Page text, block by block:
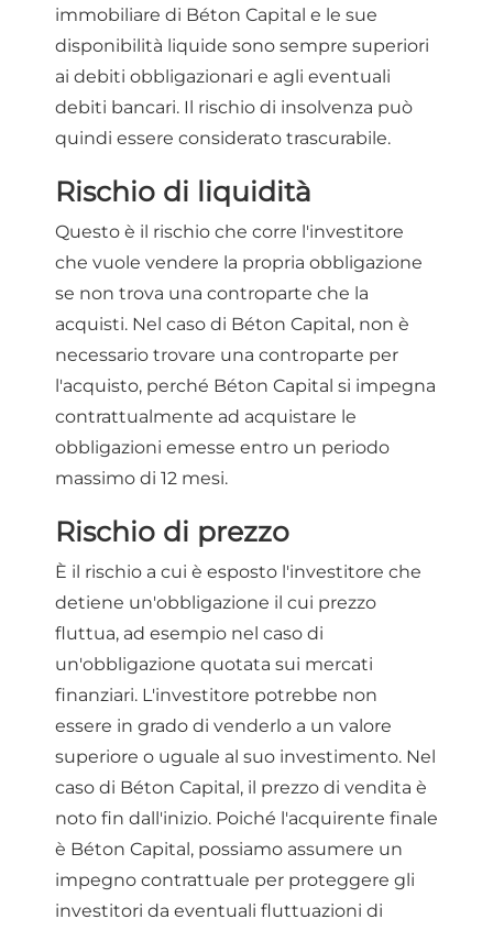
immobiliare di Béton Capital e le sue
disponibilità liquide sono sempre superiori
ai debiti obbligazionari e agli eventuali
debiti bancari. Il rischio di insolvenza può
quindi essere considerato trascurabile.
Rischio di liquidità
Questo è il rischio che corre l'investitore
che vuole vendere la propria obbligazione
se non trova una controparte che la
acquisti. Nel caso di Béton Capital, non è
necessario trovare una controparte per
l'acquisto, perché Béton Capital si impegna
contrattualmente ad acquistare le
obbligazioni emesse entro un periodo
massimo di 12 mesi.
Rischio di prezzo
È il rischio a cui è esposto l'investitore che
detiene un'obbligazione il cui prezzo
fluttua, ad esempio nel caso di
un'obbligazione quotata sui mercati
finanziari. L'investitore potrebbe non
essere in grado di venderlo a un valore
superiore o uguale al suo investimento. Nel
caso di Béton Capital, il prezzo di vendita è
noto fin dall'inizio. Poiché l'acquirente finale
è Béton Capital, possiamo assumere un
impegno contrattuale per proteggere gli
investitori da eventuali fluttuazioni di